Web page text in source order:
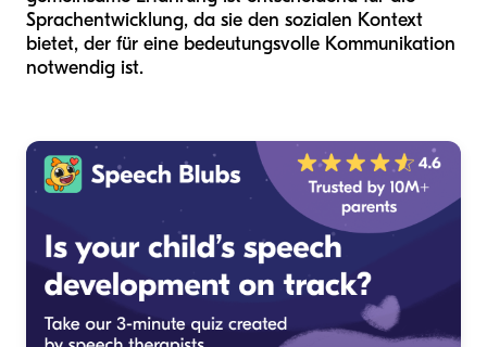
Sprachentwicklung, da sie den sozialen Kontext
bietet, der für eine bedeutungsvolle Kommunikation
notwendig ist.